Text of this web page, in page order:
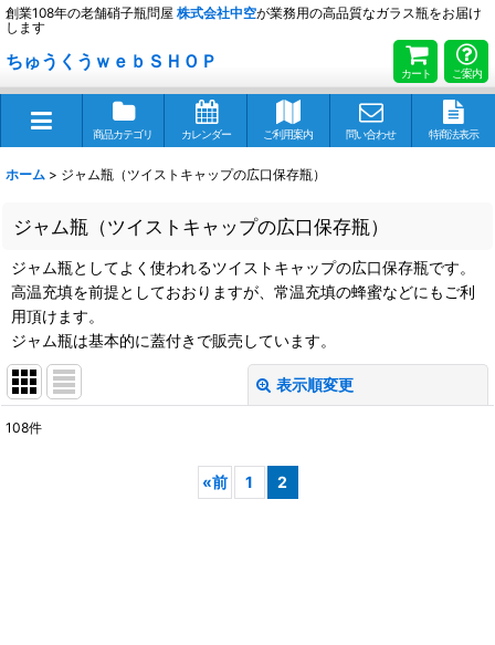
創業108年の老舗硝子瓶問屋 株式会社中空が業務用の高品質なガラス瓶をお届け
します
ちゅうくうｗｅｂＳＨＯＰ
カート ご案内
商品カテゴリ カレンダー ご利用案内 問い合わせ 特商法表示
ホーム > ジャム瓶（ツイストキャップの広口保存瓶）
ジャム瓶（ツイストキャップの広口保存瓶）
ジャム瓶としてよく使われるツイストキャップの広口保存瓶です。
高温充填を前提としておおりますが、常温充填の蜂蜜などにもご利
用頂けます。
ジャム瓶は基本的に蓋付きで販売しています。
表示順変更
108件
«前 1 2